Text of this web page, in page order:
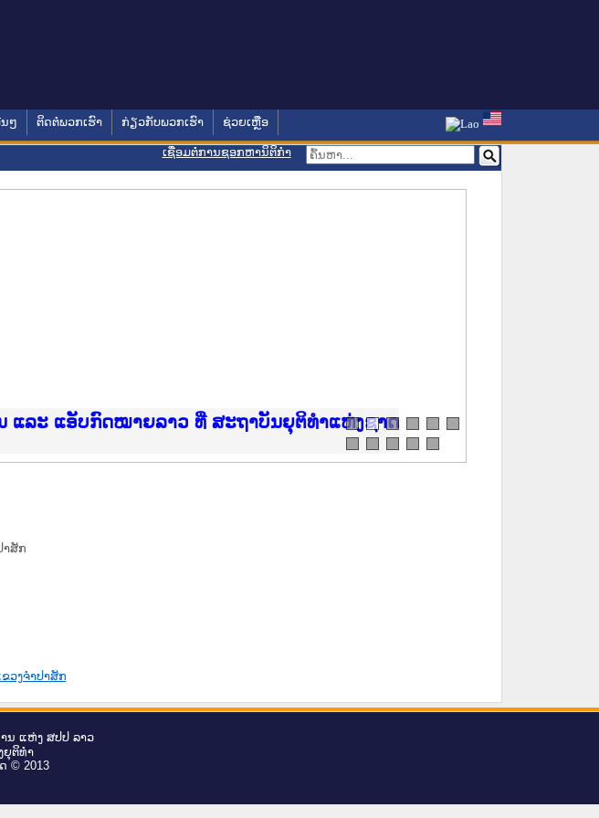
ນໆ ຕິດຕໍ່ພວກເຮົາ ກ່ຽວກັບພວກເຮົາ ຊ່ວຍເຫຼືອ
ເຊື່ອມຕໍ່ການຊອກຫານິຕິກຳ
ແລະ ແອັບກົດໝາຍລາວ ທີ່ ສະຖາບັນຍຸຕິທຳແຫ່ງຊາດ
າສັກ
ວງຈຳປາສັກ
ນ ແຫ່ງ ສ​ປ​ປ ລາວ
ຍຸ​ຕິ​ທຳ
© 2013